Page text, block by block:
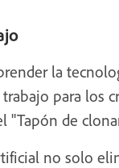
la
para los
de
no solo